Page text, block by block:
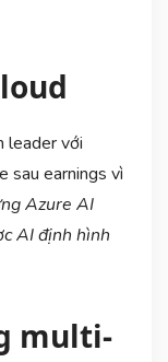
leader với
sau earnings vì
Azure AI
AI định hình
multi-